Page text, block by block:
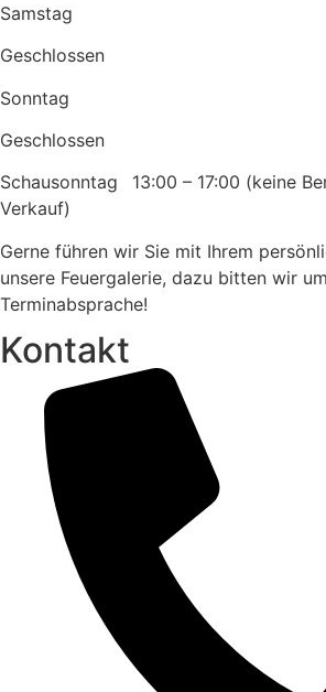
Samstag
Geschlossen
Sonntag
Geschlossen
Schausonntag 13:00 – 17:00 (keine
Verkauf)
Gerne führen wir Sie mit Ihrem
unsere Feuergalerie, dazu bitten wir
Terminabsprache!
Kontakt